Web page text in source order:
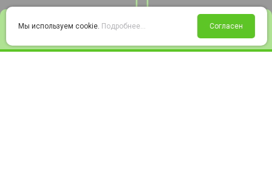
Войти Избранное Корзина
Мы используем cookie. Подробнее... Согласен